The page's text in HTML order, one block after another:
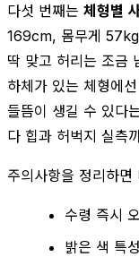
다섯 번째는 체형별
169cm, 몸무게
딱 맞고 허리는 조금
하체가 있는 체형에
들뜸이 생길 수 있다
다 힙과 허벅지 실측
주의사항을 정리하면
수령 즉시
밝은 색 특